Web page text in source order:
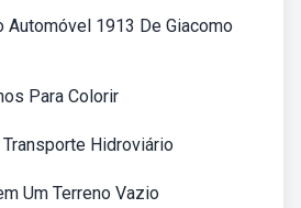
Automóvel 1913 De Giacomo
Para Colorir
Hidroviário
Um Terreno Vazio